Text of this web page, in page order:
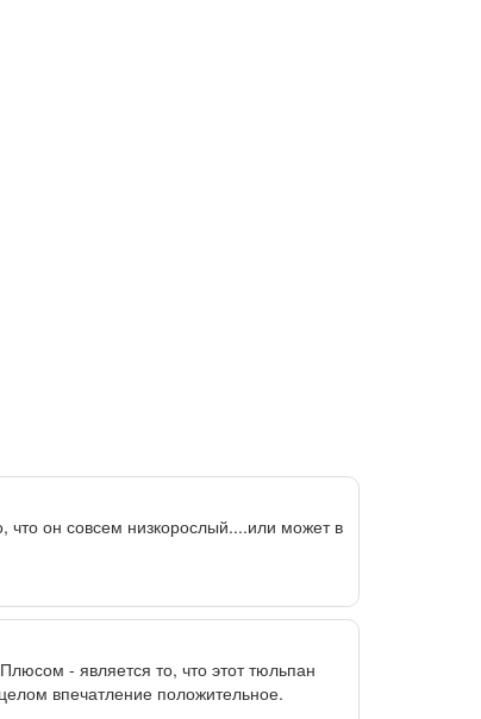
что он совсем низкорослый....или может в
- является то, что этот тюльпан
впечатление положительное.